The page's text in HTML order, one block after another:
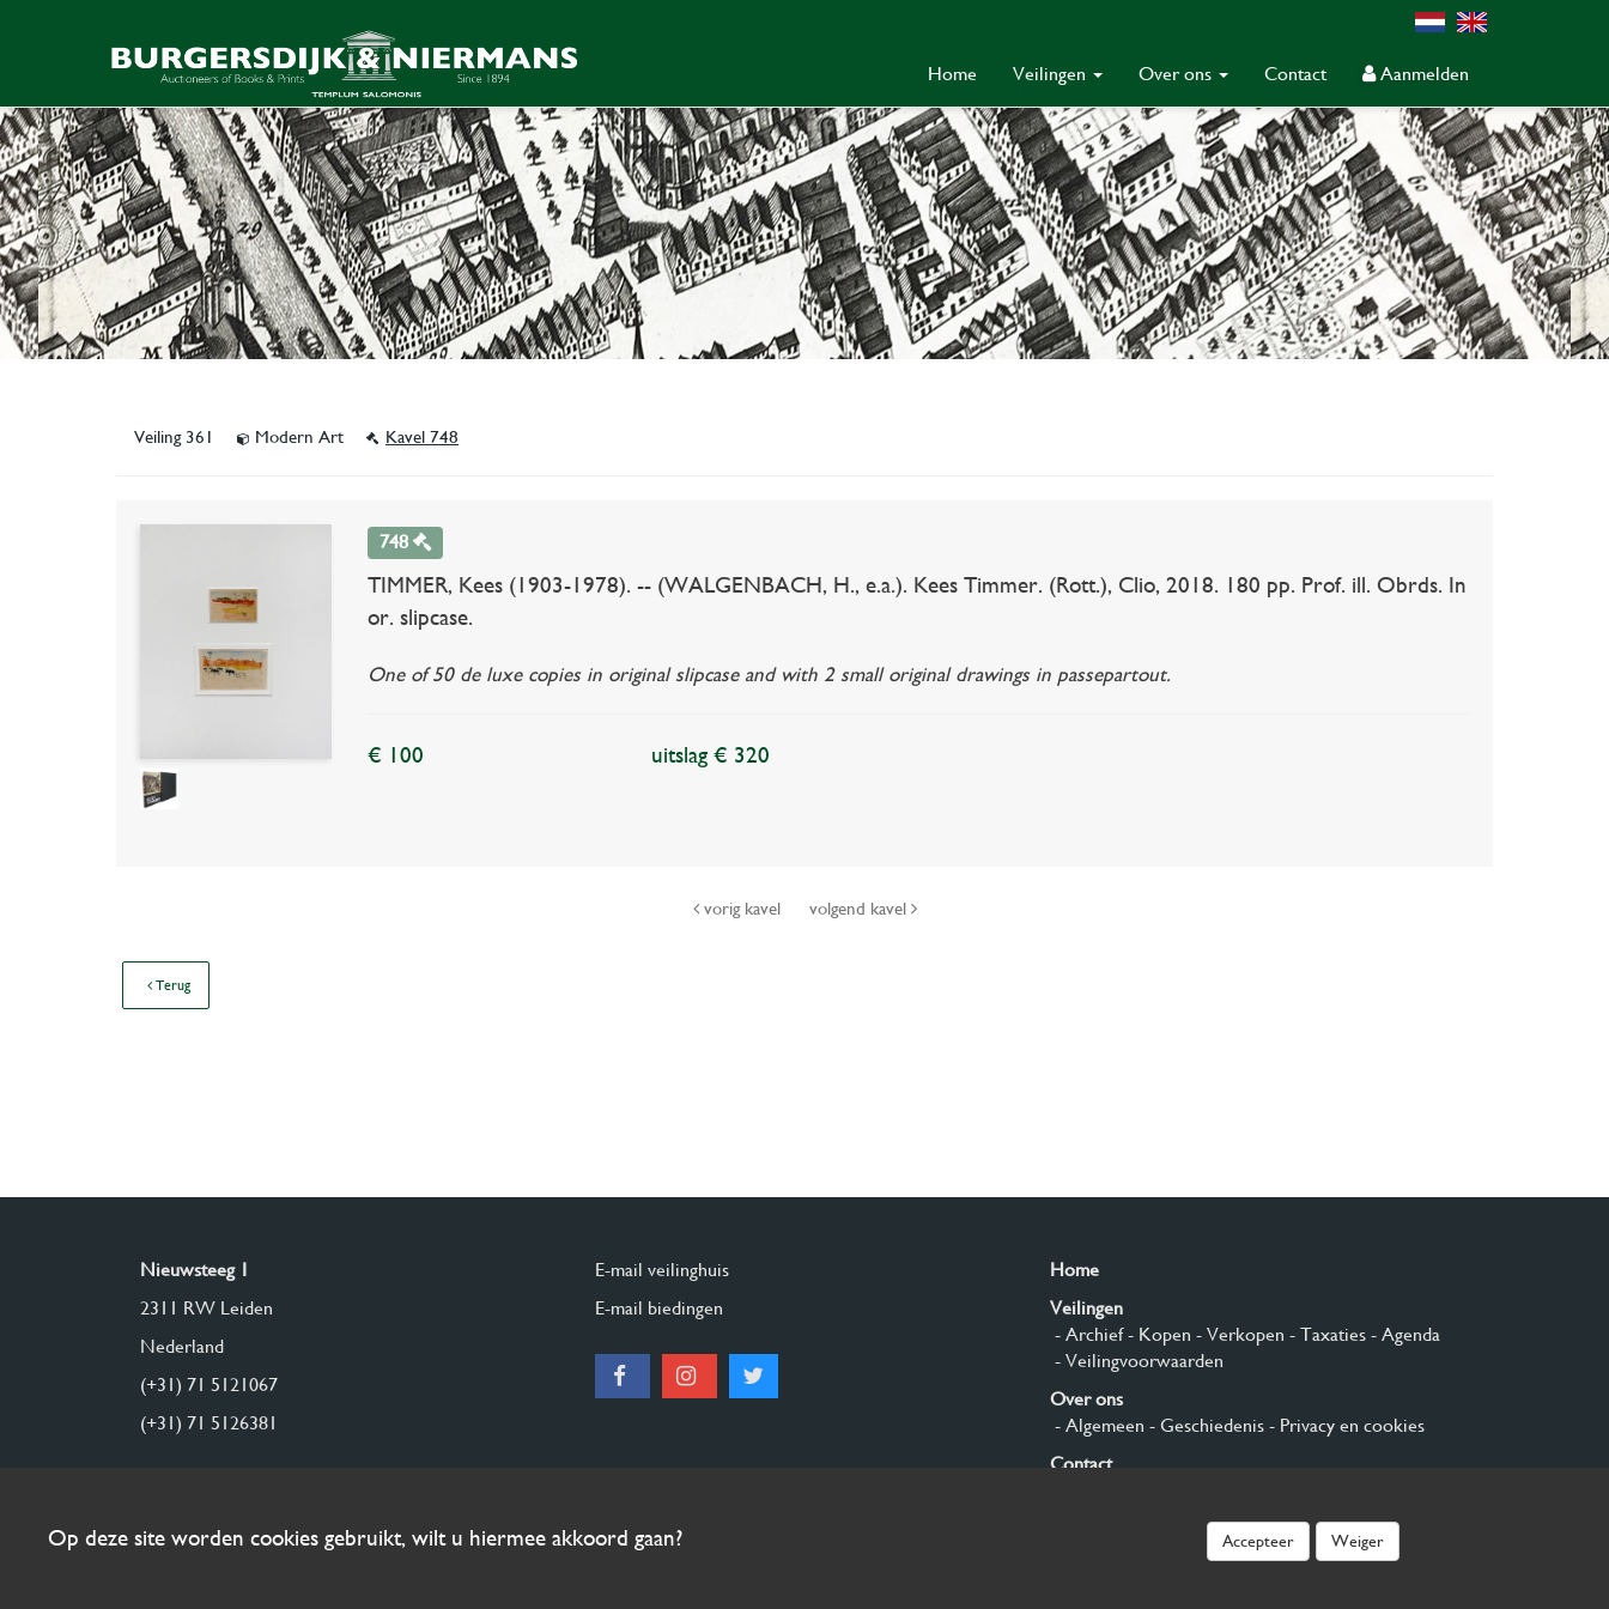
Home Veilingen Over ons Contact Aanmelden
Veiling 361 Modern Art Kavel 748
748
TIMMER, Kees (1903-1978). -- (WALGENBACH, H., e.a.). Kees Timmer. (Rott.), Clio, 2018. 180 pp. Prof. ill. Obrds. In
or. slipcase.
One of 50 de luxe copies in original slipcase and with 2 small original drawings in passepartout.
€ 100 uitslag € 320
vorig kavel volgend kavel
Terug
Nieuwsteeg 1
2311 RW Leiden
Nederland
(+31) 71 5121067
(+31) 71 5126381
E-mail veilinghuis
E-mail biedingen
Home
Veilingen
- Archief- Kopen - Verkopen - Taxaties- Agenda
- Veilingvoorwaarden
Over ons
- Algemeen - Geschiedenis- Privacy en cookies
Contact
Op deze site worden cookies gebruikt, wilt u hiermee akkoord gaan? Accepteer Weiger